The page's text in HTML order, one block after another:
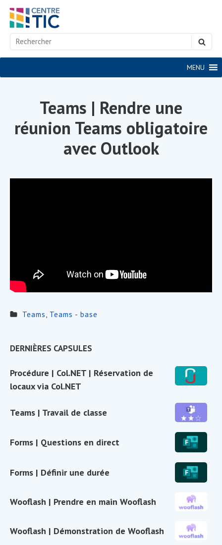
Skip
content
Search
for:
Site
Navigation
MENU
Teams | Rendre une
réunion Teams obligatoire
avec Outlook
Teams Teams - base
Sidebar
Widget
Area
DERNIÈRES CAPSULES
Procédure | Col.NET | Réservation de
locaux via Col.NET
Procédure
|
|
Réservation
de
locaux
via
Col.NET
Teams | Travail de classe
Teams
|
Travail
Forms | Questions en direct
Forms
|
Questions
direct
Forms | Définir une durée
Forms
|
Wooflash | Prendre en main Wooflash
Wooflash
Prendre
en
Wooflash | Démonstration de Wooflash
Wooflash